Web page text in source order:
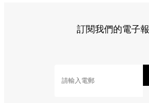
訂閱我們的電子報